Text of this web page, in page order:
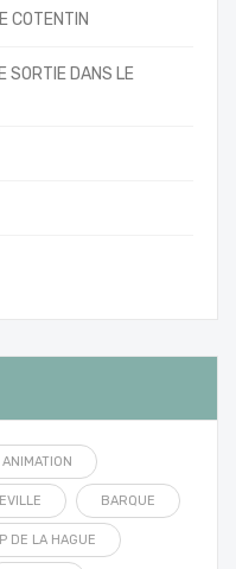
COTENTIN
SORTIE DANS LE
ANIMATION
BARQUE
DE LA HAGUE